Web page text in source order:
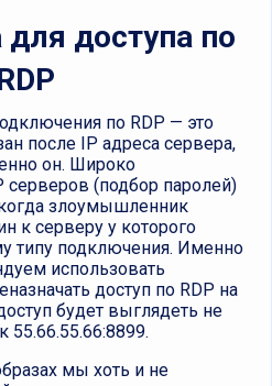
доступа по
по RDP — это
после IP адреса сервера,
он. Широко
серверов (подбор паролей)
когда злоумышленник
к серверу у которого
типу подключения. Именно
использовать
доступ по RDP на
будет выглядеть не
55.66.55.66:8899.
мы хоть и не